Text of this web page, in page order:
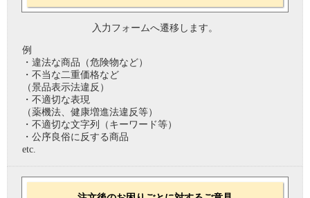
入力フォームへ遷移します。
例
・違法な商品（危険物など）
・不当な二重価格など
（景品表示法違反）
・不適切な表現
（薬機法、健康増進法違反等）
・不適切な文字列（キーワード等）
・公序良俗に反する商品
etc.